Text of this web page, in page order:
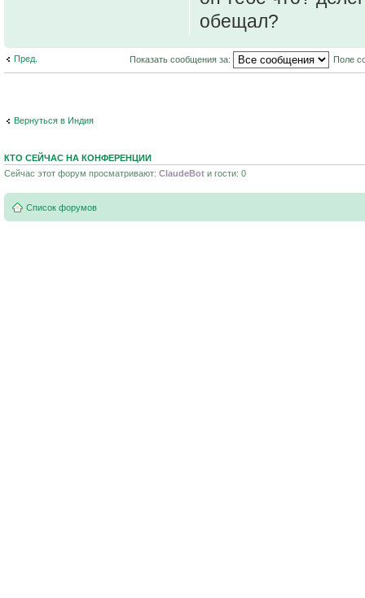
обещал?
Пред. Показать сообщения за: Поле
Вернуться в Индия
КТО СЕЙЧАС НА КОНФЕРЕНЦИИ
Сейчас этот форум просматривают: ClaudeBot и гости: 0
Список форумов